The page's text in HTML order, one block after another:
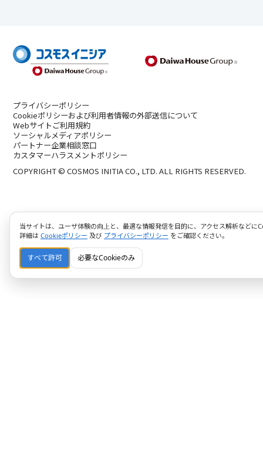
プライバシーポリシー
Cookieポリシーおよび利用者情報の外部送信について
Webサイトご利用規約
ソーシャルメディアポリシー
パートナー企業相談窓口
カスタマーハラスメントポリシー
COPYRIGHT © COSMOS INITIA CO., LTD. ALL RIGHTS RESERVED.
当サイトは、ユーザ体験の向上と、最適な情報発信を目的に、アクセス解析などに
詳細は Cookieポリシー 及び プライバシーポリシー をご確認ください。
すべて許可 必要なCookieのみ